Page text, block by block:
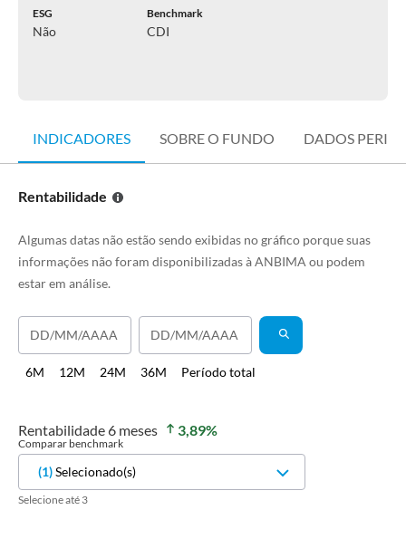
ESG
Não
Benchmark
CDI
INDICADORES SOBRE O FUNDO DADOS
Rentabilidade
Algumas datas não estão sendo exibidas no gráfico porque suas
informações não foram disponibilizadas à ANBIMA ou podem
estar em análise.
6M 12M 24M 36M Período total
Rentabilidade 6 meses 3,89%
Comparar benchmark
(1)Selecionado(s)
Selecione até 3